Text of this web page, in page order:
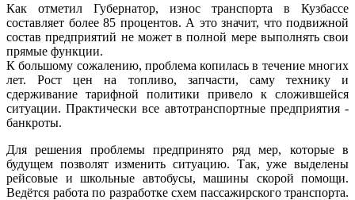
Как отметил Губернатор, износ транспорта в Кузбассе
составляет более 85 процентов. А это значит, что подвижной
состав предприятий не может в полной мере выполнять свои
прямые функции.
К большому сожалению, проблема копилась в течение многих
лет. Рост цен на топливо, запчасти, саму технику и
сдерживание тарифной политики привело к сложившейся
ситуации. Практически все автотранспортные предприятия -
банкроты.
Для решения проблемы предпринято ряд мер, которые в
будущем позволят изменить ситуацию. Так, уже выделены
рейсовые и школьные автобусы, машины скорой помощи.
Ведётся работа по разработке схем пассажирского транспорта.